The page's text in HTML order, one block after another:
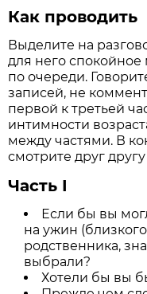
Как проводить
Выделите на
для него спокойное
по очереди.
записей, не
первой к третьей
интимности
между частями. В
смотрите друг другу
Часть I
Если бы вы
на ужин
родственника,
выбрали?
Хотели бы вы